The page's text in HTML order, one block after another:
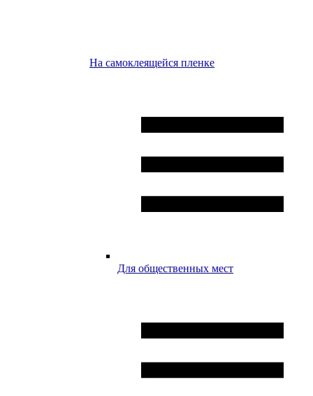
На самоклеящейся пленке
Для общественных мест